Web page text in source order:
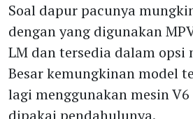
Soal dapur pacunya
dengan yang digunakan
LM dan tersedia dalam opsi
Besar kemungkinan model
lagi menggunakan mesin
dipakai pendahulunya.